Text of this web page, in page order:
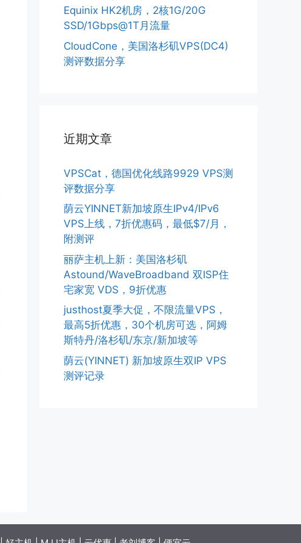
Equinix HK2机房，2核1G/20G
SSD/1Gbps@1T月流量
CloudCone，美国洛杉矶VPS(DC4)
测评数据分享
近期文章
VPSCat，德国优化线路9929 VPS测
评数据分享
荫云YINNET新加坡原生IPv4/IPv6
VPS上线，7折优惠码，最低$7/月，
附测评
丽萨主机上新：美国洛杉矶
Astound/WaveBroadband 双ISP住
宅家宽 VDS，9折优惠
justhost夏季大促，不限流量VPS，
最高5折优惠，30个机房可选，阿姆
斯特丹/洛杉矶/东京/新加坡等
荫云(YINNET) 新加坡原生双IP VPS
测评记录